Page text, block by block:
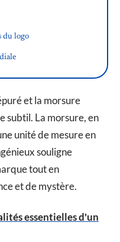
du logo
et la morsure
subtil. La morsure, en
unité de mesure en
souligne
tout en
et de mystère.
essentielles d'un